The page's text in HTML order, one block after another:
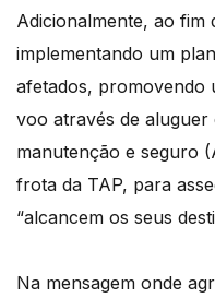
Adicionalmente, ao fim
implementando um
afetados, promovendo
voo através de
manutenção e seguro
frota da TAP, para
“alcancem os seus
Na mensagem onde